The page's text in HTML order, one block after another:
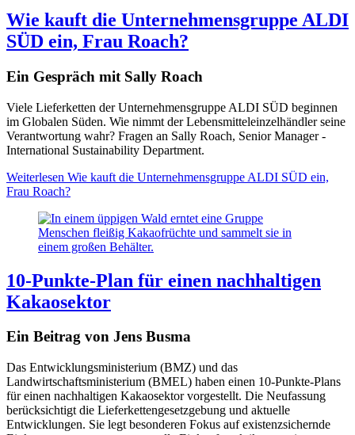
Wie kauft die Unternehmensgruppe ALDI
SÜD ein, Frau Roach?
Ein Gespräch mit Sally Roach
Viele Lieferketten der Unternehmensgruppe ALDI SÜD beginnen
im Globalen Süden. Wie nimmt der Lebensmitteleinzelhändler seine
Verantwortung wahr? Fragen an Sally Roach, Senior Manager -
International Sustainability Department.
Weiterlesen Wie kauft die Unternehmensgruppe ALDI SÜD ein,
Frau Roach?
10-Punkte-Plan für einen nachhaltigen
Kakaosektor
Ein Beitrag von Jens Busma
Das Entwicklungsministerium (BMZ) und das
Landwirtschaftsministerium (BMEL) haben einen 10-Punkte-Plans
für einen nachhaltigen Kakaosektor vorgestellt. Die Neufassung
berücksichtigt die Lieferkettengesetzgebung und aktuelle
Entwicklungen. Sie legt besonderen Fokus auf existenzsichernde